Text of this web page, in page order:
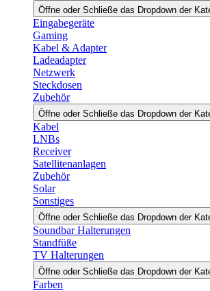
Öffne oder Schließe das Dropdown der
Eingabegeräte
Gaming
Kabel & Adapter
Ladeadapter
Netzwerk
Steckdosen
Zubehör
Öffne oder Schließe das Dropdown der
Kabel
LNBs
Receiver
Satellitenanlagen
Zubehör
Solar
Sonstiges
Öffne oder Schließe das Dropdown der
Soundbar Halterungen
Standfüße
TV Halterungen
Öffne oder Schließe das Dropdown der
Farben